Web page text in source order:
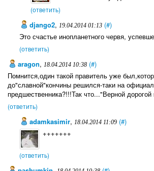
(ответить)
django2, 19.04.2014 01:13 (#)
Это счастье инопланетного червя,
(ответить)
aragon, 18.04.2014 10:38 (#)
Помнится,один такой правитель уже
до"славной"кончины решился-таки на
предшественника?!!!Так что..."Верной
(ответить)
adamkasimir, 18.04.2014 11:09 (#)
+++++++
(ответить)